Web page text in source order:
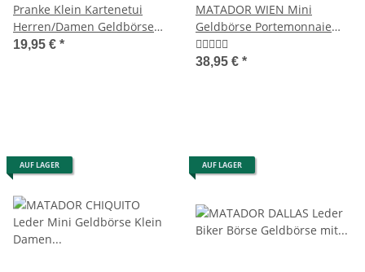
Pranke Klein Kartenetui
Herren/Damen Geldbörse
Portemonnaie aus Weichem
19,95 € *
MATADOR WIEN Mini
Geldbörse Portemonnaie
Klein Leder RFID TüV
38,95 € *
AUF LAGER AUF LAGER